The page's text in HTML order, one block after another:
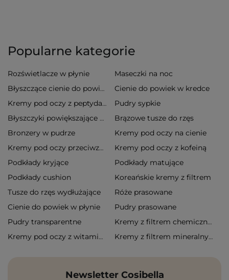
Popularne kategorie
Rozświetlacze w płynie Maseczki na noc
Błyszczące cienie do powiek Cienie do powiek w kredce
Kremy pod oczy z peptydami Pudry sypkie
Błyszczyki powiększające usta
Brązowe tusze do rzęs
Bronzery w pudrze
Kremy pod oczy na cienie
Kremy pod oczy przeciwzmarszczkowe
Kremy pod oczy z kofeiną
Podkłady kryjące
Podkłady matujące
Podkłady cushion
Koreańskie kremy z filtrem
Tusze do rzęs wydłużające
Róże prasowane
Cienie do powiek w płynie
Pudry prasowane
Pudry transparentne
Kremy z filtrem chemicznym
Kremy pod oczy z witaminą c
Kremy z filtrem mineralnym
Newsletter Cosibella